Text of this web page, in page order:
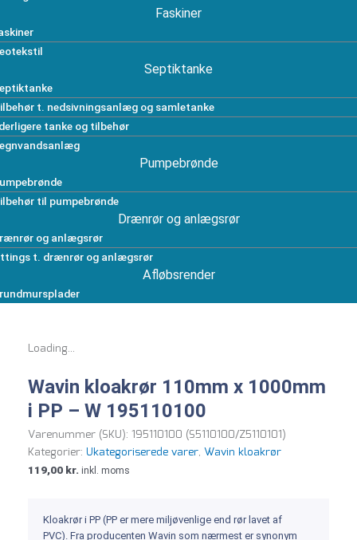
Faskiner
Septiktanke
t. nedsivningsanlæg og samletanke
tanke og tilbehør
Pumpebrønde
til pumpebrønde
Drænrør og anlægsrør
og anlægsrør
t. drænrør og anlægsrør
Afløbsrender
Loading...
Wavin kloakrør 110mm x 1000mm
i PP – W 195110100
Varenummer (SKU): 195110100 (S5110100/Z5110101)
Kategorier: Ukategoriserede varer, Wavin kloakrør
119,00 kr. inkl. moms
Kloakrør i PP (PP er mere miljøvenlige end rør lavet af
PVC). Fra producenten Wavin som nærmest er synonym